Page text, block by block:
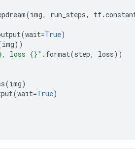
(img, run_steps, tf.
(wait=True)
img))
loss {}" . format(step, loss))
(img)
(wait=True)